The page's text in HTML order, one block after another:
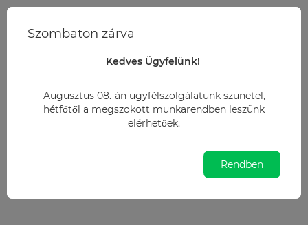
Irodaszer Írószerek Golyóstoll betétek Rollertoll betét
Rollertoll betét golyóméret 0,7mm, 3
Szombaton zárva
Kedves Ügyfelünk!
Augusztus 08.-án ügyfélszolgálatunk szünetel,
hétfőtől a megszokott munkarendben leszünk
elérhetőek.
Rendben